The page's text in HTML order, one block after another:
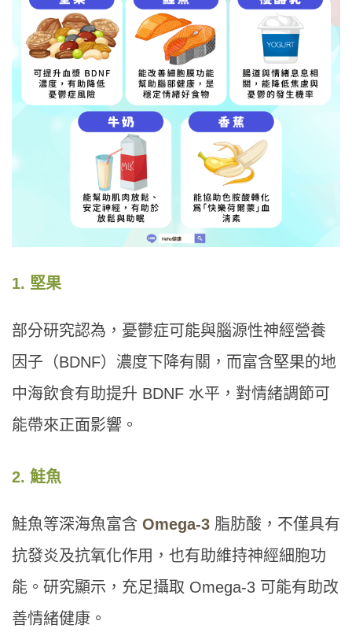
1. 堅果
部分研究認為，憂鬱症可能與腦源性神經營養
因子（BDNF）濃度下降有關，而富含堅果的地
中海飲食有助提升 BDNF 水平，對情緒調節可
能帶來正面影響。
2. 鮭魚
鮭魚等深海魚富含 Omega-3 脂肪酸，不僅具有
抗發炎及抗氧化作用，也有助維持神經細胞功
能。研究顯示，充足攝取 Omega-3 可能有助改
善情緒健康。